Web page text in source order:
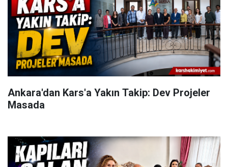
Ankara'dan Kars'a Yakın Takip: Dev Projeler
Masada